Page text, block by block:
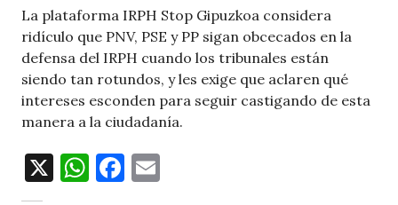
La plataforma IRPH Stop Gipuzkoa considera
ridículo que PNV, PSE y PP sigan obcecados en la
defensa del IRPH cuando los tribunales están
siendo tan rotundos, y les exige que aclaren qué
intereses esconden para seguir castigando de esta
manera a la ciudadanía.
X W F